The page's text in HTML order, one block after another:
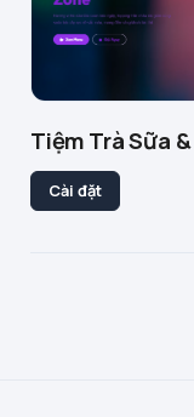
Tiệm Trà Sữa
Cài đặt